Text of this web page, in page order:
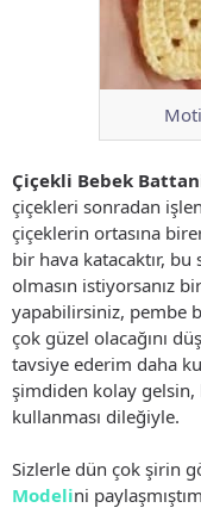
Çiçekli Bebek
çiçekleri sonradan
çiçeklerin ortasına
bir hava katacaktır, bu
olmasın istiyorsanız
yapabilirsiniz, pembe
çok güzel olacağını
tavsiye ederim daha
şimdiden kolay gelsin,
kullanması dileğiyle.
Sizlerle dün çok şirin
Modelini